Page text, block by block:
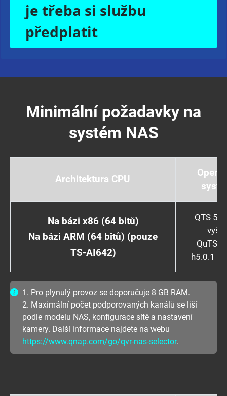
je třeba si službu
předplatit
Minimální požadavky na
systém NAS
Architektura CPU
Na bázi x86 (64 bitů)
Na bázi ARM (64 bitů) (pouze
TS-AI642)
QTS
vyšší
QuTS
h5.0.1 a
1. Pro plynulý provoz se doporučuje 8 GB RAM.
2. Maximální počet podporovaných kanálů se liší
podle modelu NAS, konfigurace sítě a nastavení
kamery. Další informace najdete na webu
https://www.qnap.com/go/qvr-nas-selector.